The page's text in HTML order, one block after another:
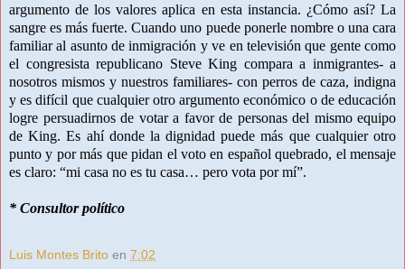
argumento de los valores aplica en esta instancia. ¿Cómo así? La
sangre es más fuerte. Cuando uno puede ponerle nombre o una cara
familiar al asunto de inmigración y ve en televisión que gente como
el congresista republicano Steve King compara a inmigrantes- a
nosotros mismos y nuestros familiares- con perros de caza, indigna
y es difícil que cualquier otro argumento económico o de educación
logre persuadirnos de votar a favor de personas del mismo equipo
de King. Es ahí donde la dignidad puede más que cualquier otro
punto y por más que pidan el voto en español quebrado, el mensaje
es claro: “mi casa no es tu casa… pero vota por mí”.
* Consultor político
Luis Montes Brito en 7:02